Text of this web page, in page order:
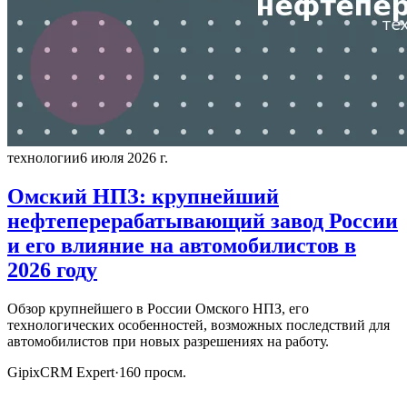
технологии6 июля 2026 г.
Омский НПЗ: крупнейший
нефтеперерабатывающий завод России
и его влияние на автомобилистов в
2026 году
Обзор крупнейшего в России Омского НПЗ, его
технологических особенностей, возможных последствий для
автомобилистов при новых разрешениях на работу.
GipixCRM Expert·160 просм.